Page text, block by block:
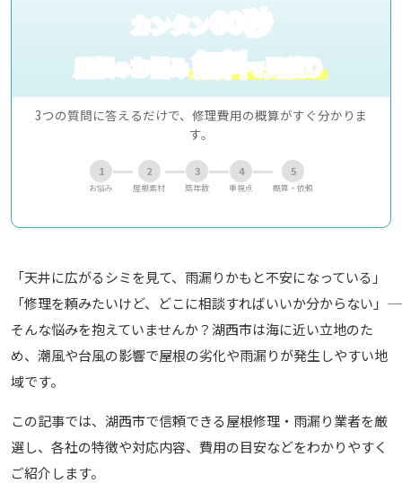
カンタン60秒
屋根のお悩み無料で見積り
3つの質問に答えるだけで、修理費用の概算がすぐ分かりま
す。
1
お悩み
2
屋根素材
3
築年数
4
重視点
5
概算・依頼
「天井に広がるシミを見て、雨漏りかもと不安になっている」
「修理を頼みたいけど、どこに相談すればいいか分からない」――
そんな悩みを抱えていませんか？湖西市は海に近い立地のた
め、潮風や台風の影響で屋根の劣化や雨漏りが発生しやすい地
域です。
この記事では、湖西市で信頼できる屋根修理・雨漏り業者を厳
選し、各社の特徴や対応内容、費用の目安などをわかりやすく
ご紹介します。